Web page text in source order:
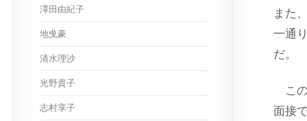
また
一通
だ。
この
面接
澤田由紀子
地曵豪
清水理沙
光野貴子
志村享子